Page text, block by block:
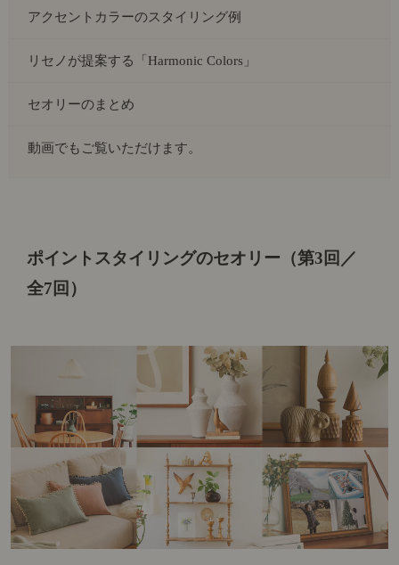
ポイントスタイリングのセオリー（第3回／
全7回）
アクセントカラーのスタイリング例
リセノが提案する「Harmonic Colors」
セオリーのまとめ
動画でもご覧いただけます。